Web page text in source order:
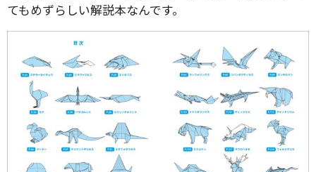
てもめずらしい解説本なんです。